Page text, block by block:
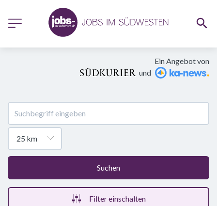
Ein Angebot von
und
Suchen
Filter einschalten